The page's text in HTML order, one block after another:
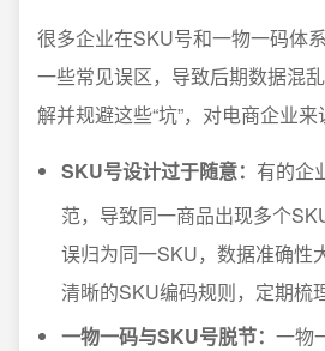
很多企业在SKU号和一物一码体
一些常见误区，导致后期数据混
解并规避这些“坑”，对电商企业来
SKU号设计过于随意： 有的企
范，导致同一商品出现多个
误归为同一SKU，数据准确性
清晰的SKU编码规则，定期梳
一物一码与SKU号脱节： 一物